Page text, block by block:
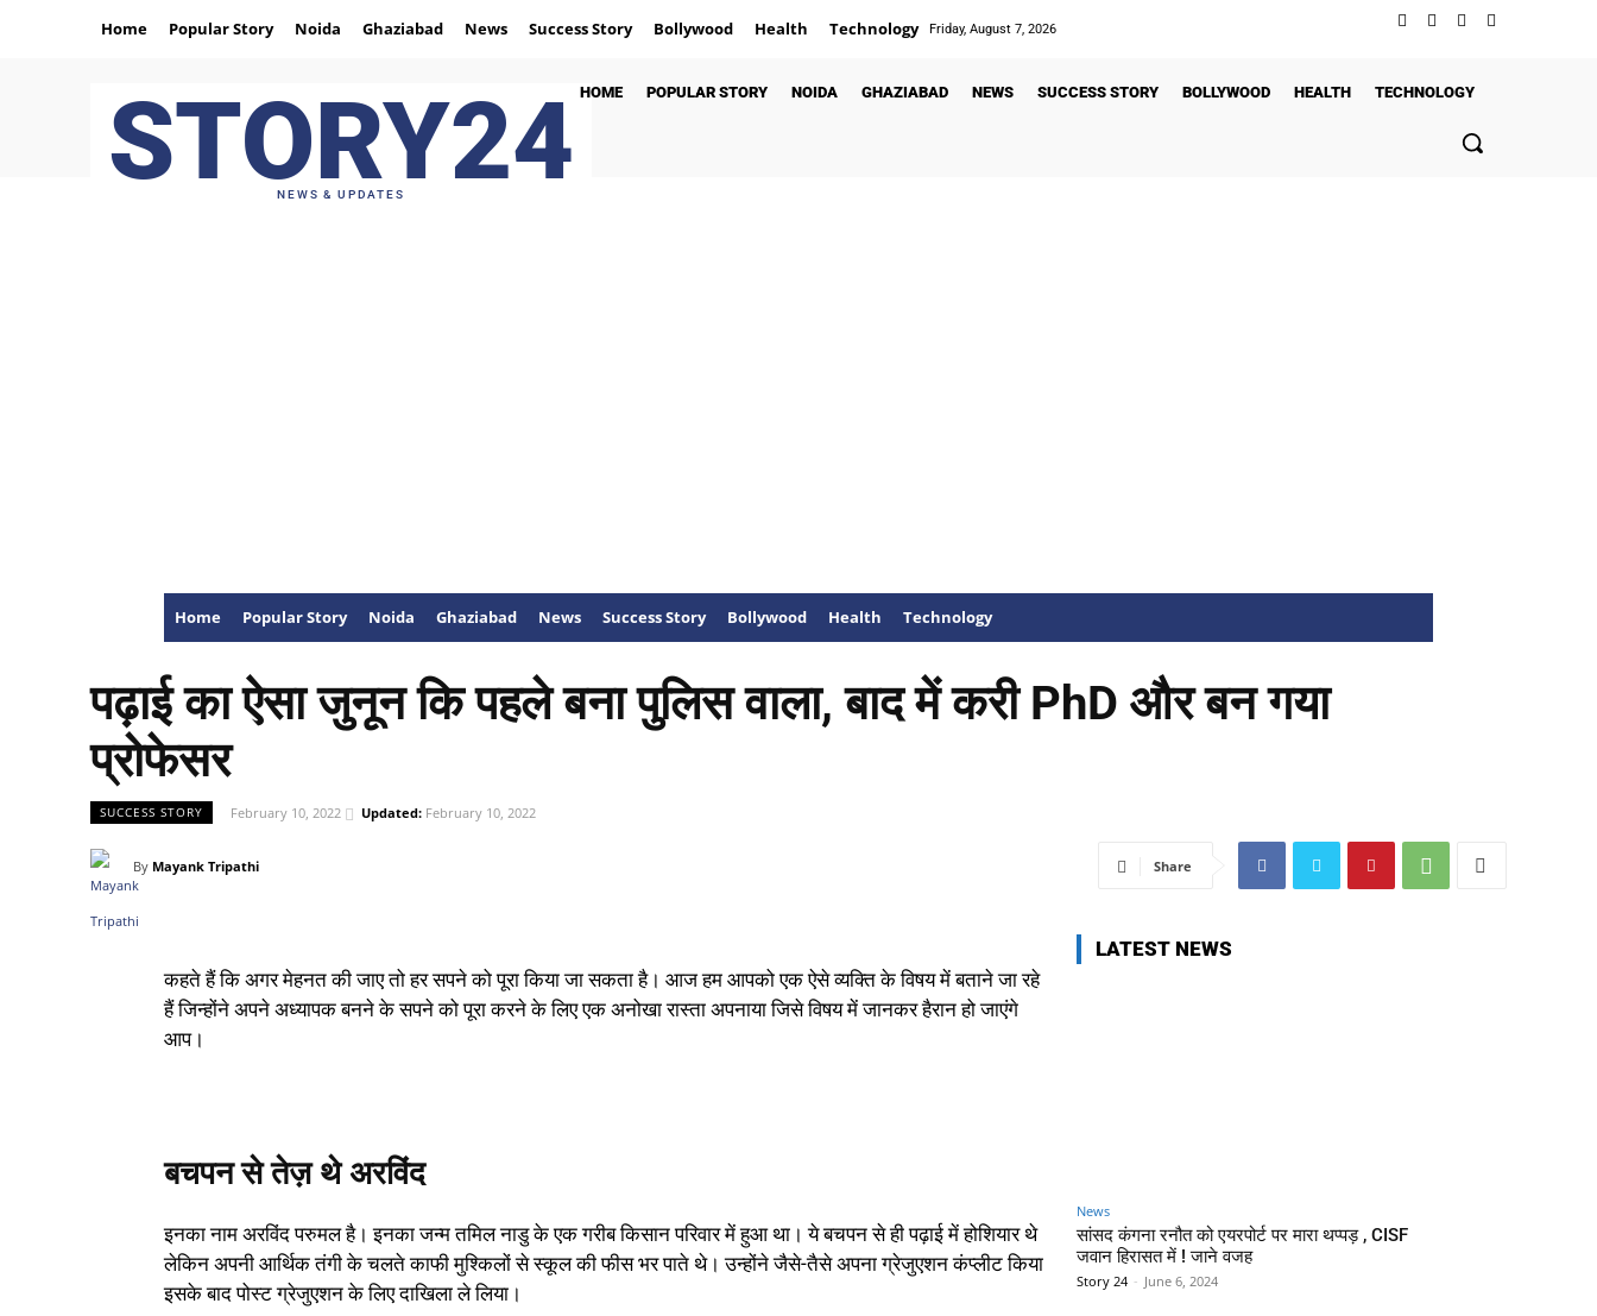
Home Popular Story Noida Ghaziabad News Success Story Bollywood Health Technology Friday, August 7, 2026
STORY24
NEWS & UPDATES
HOME POPULAR STORY NOIDA GHAZIABAD NEWS SUCCESS STORY BOLLYWOOD HEALTH TECHNOLOGY
Home Popular Story Noida Ghaziabad News Success Story Bollywood Health Technology
पढ़ाई का ऐसा जुनून कि पहले बना पुलिस वाला, बाद में करी PhD और बन गया
प्रोफेसर
SUCCESS STORY February 10, 2022 Updated: February 10, 2022
By Mayank Tripathi Share
कहते हैं कि अगर मेहनत की जाए तो हर सपने को पूरा किया जा सकता है। आज हम आपको एक ऐसे व्यक्ति के विषय में बताने जा रहे
हैं जिन्होंने अपने अध्यापक बनने के सपने को पूरा करने के लिए एक अनोखा रास्ता अपनाया जिसे विषय में जानकर हैरान हो जाएंगे
आप।
बचपन से तेज़ थे अरविंद
इनका नाम अरविंद परुमल है। इनका जन्म तमिल नाडु के एक गरीब किसान परिवार में हुआ था। ये बचपन से ही पढ़ाई में होशियार थे
लेकिन अपनी आर्थिक तंगी के चलते काफी मुश्किलों से स्कूल की फीस भर पाते थे। उन्होंने जैसे-तैसे अपना ग्रेजुएशन कंप्लीट किया
इसके बाद पोस्ट ग्रेजुएशन के लिए दाखिला ले लिया।
LATEST NEWS
News
सांसद कंगना रनौत को एयरपोर्ट पर मारा थप्पड़ , CISF
जवान हिरासत में ! जाने वजह
Story 24 - June 6, 2024